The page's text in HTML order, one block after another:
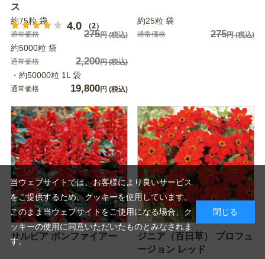
ス
4.0 （2）
約75粒 袋
通常価格 275円(税込)
約5000粒 袋
通常価格 2,200円(税込)
・約50000粒 1L 袋
通常価格 19,800円 (税込)
約25粒 袋
通常価格 275円(税込)
サルビア ボンファイアー
ジニア（百日草） プロフュ
ージョン レッド
当ウェブサイトでは、お客様により良いサービス
をご提供するため、クッキーを使用しています。
このまま当ウェブサイトをご使用になる場合、ク
ッキーの使用に同意いただいたものとみなされま
す。
閉じる